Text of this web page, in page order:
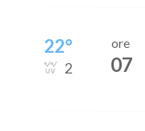
22°
2
ore
07